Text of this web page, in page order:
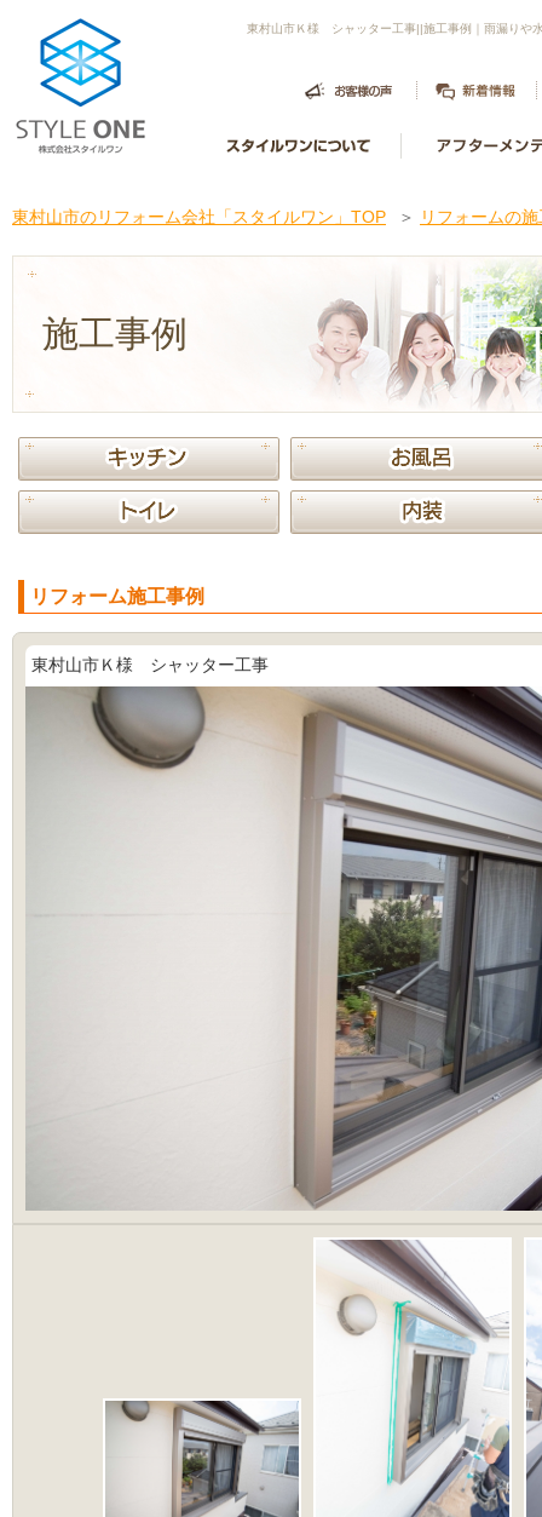
東村山市Ｋ様 シャッター工事||施工事例｜雨漏りや
東村山市のリフォーム会社「スタイルワン」TOP ＞ リフォームの
施工事例
リフォーム施工事例
東村山市Ｋ様 シャッター工事